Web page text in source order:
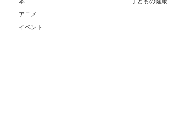
本
アニメ
イベント
子どもの健康